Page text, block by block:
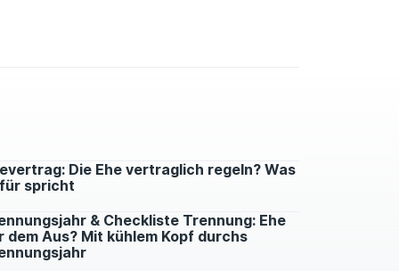
Die Ehe vertraglich regeln? Was
spricht
& Checkliste Trennung: Ehe
dem Aus? Mit kühlem Kopf durchs